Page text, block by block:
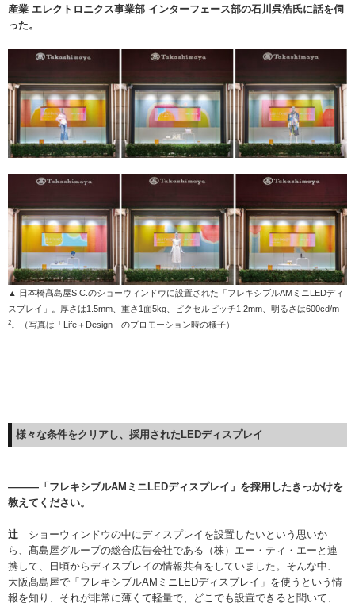
産業 エレクトロニクス事業部 インターフェース部の石川呉浩氏に話を伺
った。
▲ 日本橋髙島屋S.C.のショーウィンドウに設置された「フレキシブルAMミニLEDディ
スプレイ」。厚さは1.5mm、重さ1面5kg、ピクセルピッチ1.2mm、明るさは600cd/m
2 （写真は「Life＋Design」のプロモーション時の様子）
様々な条件をクリアし、 採用されたLEDディスプレイ
———「フレキシブルAMミニLEDディスプレイ」を採用したきっかけを
教えてください。
辻 ショーウィンドウの中にディスプレイを設置したいという思いか
ら、髙島屋グループの総合広告会社である（株）エー・ティ・エーと連
携して、日頃からディスプレイの情報共有をしていました。そんな中、
大阪髙島屋で「フレキシブルAMミニLEDディスプレイ」を使うという情
報を知り、それが非常に薄くて軽量で、どこでも設置できると聞いて、